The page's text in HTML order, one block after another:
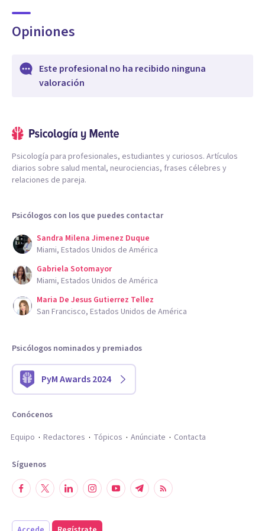
Opiniones
Este profesional no ha recibido ninguna
valoración
Psicología para profesionales, estudiantes y curiosos. Artículos
diarios sobre salud mental, neurociencias, frases célebres y
relaciones de pareja.
Psicólogos con los que puedes contactar
Sandra Milena Jimenez Duque
Miami, Estados Unidos de América
Gabriela Sotomayor
Miami, Estados Unidos de América
Maria De Jesus Gutierrez Tellez
San Francisco, Estados Unidos de América
Psicólogos nominados y premiados
PyM Awards 2024
Conócenos
Equipo
Redactores Tópicos Anúnciate Contacta
Síguenos